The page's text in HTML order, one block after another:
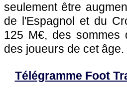
seulement être
de l'Espagnol et du
125 M€, des
des joueurs de cet âge.
Télégramme Foot